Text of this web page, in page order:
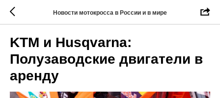
Новости мотокросса в России и в мире
KTM и Husqvarna:
Полузаводские двигатели в
аренду